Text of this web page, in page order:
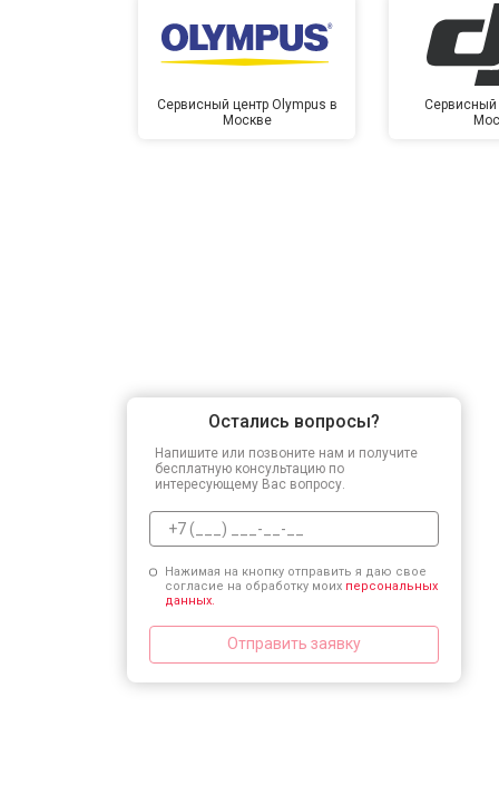
Сервисный центр Olympus в
Москве
Сервисный
Остались вопросы?
Напишите или позвоните нам и получите
бесплатную консультацию по
интересующему Вас вопросу.
Нажимая на кнопку отправить я даю свое
согласие на обработку моих персональных
данных.
Отправить заявку